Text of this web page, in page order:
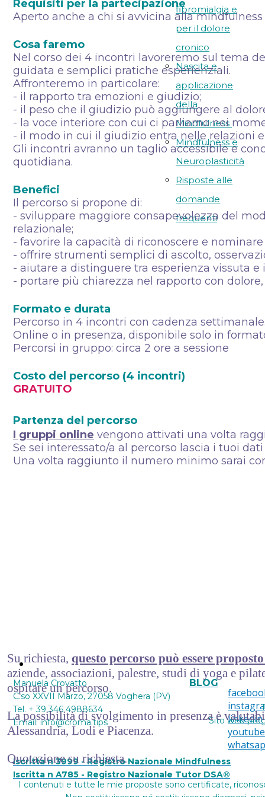
fibromialgia e
per il dolore
cronico
Nascita e
applicazione
della
Mindfulness
Mindfulness e
Neuroplasticità
Risposte alle
domande
frequenti
Su richiesta, questo percorso può essere
aziende, associazioni, palestre, studi di yoga e
ospitare un percorso.
La possibilità di svolgimento in presenza è
Alessandria, Lodi e Piacenza.
Quotazione su richiesta.
Contattami
linkedin
youtube
Manuela Crovatto
C.so XXVII Marzo, 27058 Voghera (PV)
Tel. + 39 346 4988634
Email: info@croma.tips
Iscritta n 3999 - Registro Nazionale Mindfulness
Iscritta n A785 - Registro Nazionale Tutor DSA®
BLOG
Sito web
I contenuti e tutte le mie proposte sono certificate,
Requisiti per la partecipazione
Aperto anche a chi si avvicina alla
Cosa faremo
Nel corso dei 4 incontri lavoreremo sul tema
guidata e semplici pratiche esperienziali.
Affronteremo in particolare:
- il rapporto tra emozioni e giudizio;
- il peso che il giudizio può aggiungere al
- la voce interiore con cui ci parliamo nei
- il modo in cui il giudizio entra nelle relazioni
Gli incontri avranno un taglio accessibile e
quotidiana.
Benefici
Il percorso si propone di:
- sviluppare maggiore consapevolezza del
relazionale;
- favorire la capacità di riconoscere e
- offrire strumenti semplici di ascolto,
- aiutare a distinguere tra esperienza vissuta
- portare più chiarezza nel rapporto con
Formato e durata
Percorso in 4 incontri con cadenza
Online o in presenza, disponibile solo in
Percorsi in gruppo: circa 2 ore a sessione
Costo del percorso (4 incontri)
GRATUITO
Partenza del percorso
I gruppi online vengono attivati una volta
Se sei interessato/a al percorso lascia i tuoi
Una volta raggiunto il numero minimo sarai